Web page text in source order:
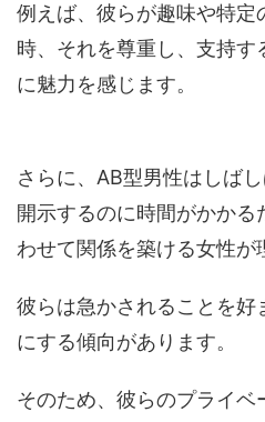
例えば、彼らが趣味や特定
時、それを尊重し、支持
に魅力を感じます。
さらに、AB型男性はしば
開示するのに時間がかか
わせて関係を築ける女性が
彼らは急かされることを好
にする傾向があります。
そのため、彼らのプライ